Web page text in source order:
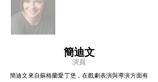
簡迪文
演員
簡迪文來自蘇格蘭愛丁堡，在戲劇表演與導演方面有